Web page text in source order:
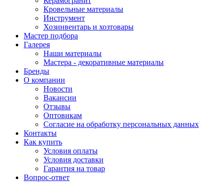
Кровельные материалы
Инструмент
Хозинвентарь и хозтовары
Мастер подбора
Галерея
Наши материалы
Мастера - декоративные материалы
Бренды
О компании
Новости
Вакансии
Отзывы
Оптовикам
Cогласие на обработку персональных данных
Контакты
Как купить
Условия оплаты
Условия доставки
Гарантия на товар
Вопрос-ответ